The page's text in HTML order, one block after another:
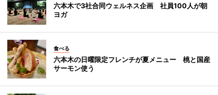
六本木で3社合同ウェルネス企画 社員100人が朝
ヨガ
食べる
六本木の日曜限定フレンチが夏メニュー 桃と国産
サーモン使う